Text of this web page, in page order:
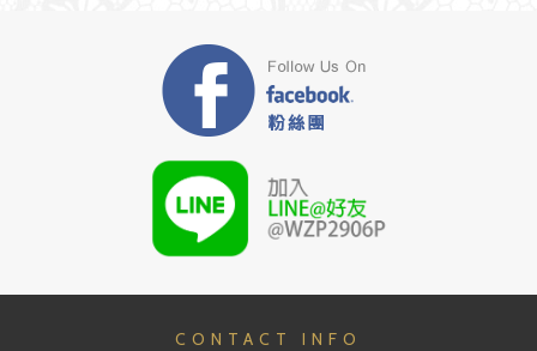
CONTACT INFO